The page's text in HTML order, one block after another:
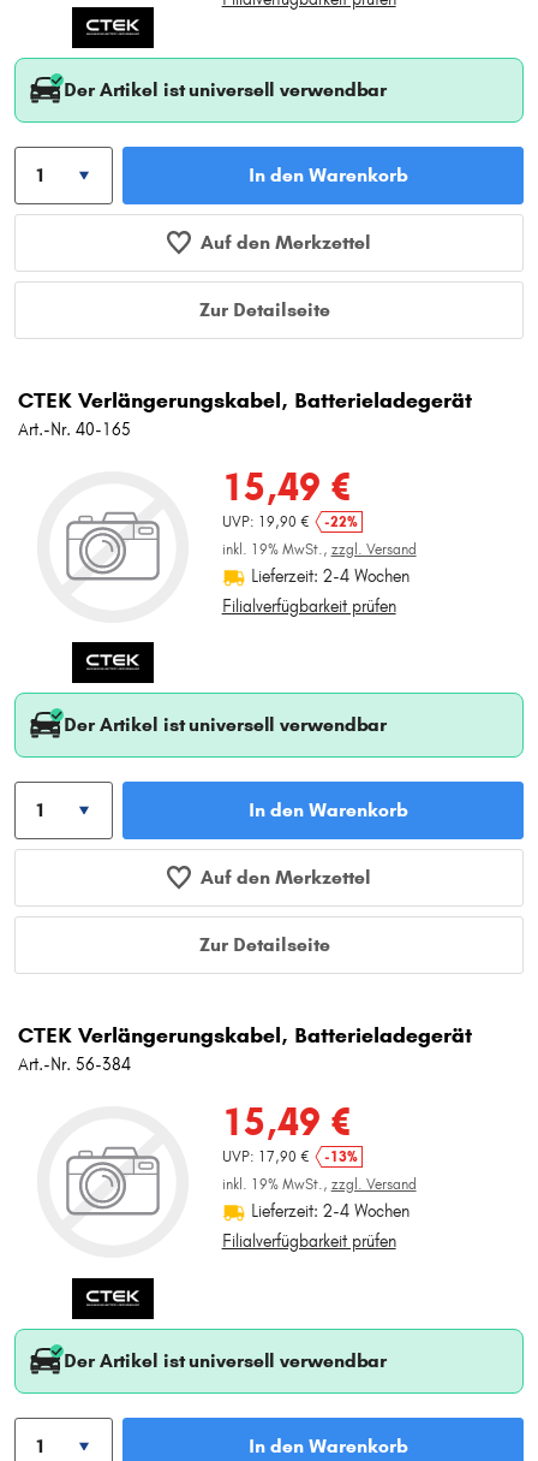
Der Artikel ist universell verwendbar
In den Warenkorb
Auf den Merkzettel
Zur Detailseite
CTEK Verlängerungskabel, Batterieladegerät
Art.-Nr. 40-165
15,49 €
UVP: 19,90 €
-22%
inkl. 19% MwSt., zzgl. Versand
Lieferzeit: 2-4 Wochen
Filialverfügbarkeit prüfen
Der Artikel ist universell verwendbar
In den Warenkorb
Auf den Merkzettel
Zur Detailseite
CTEK Verlängerungskabel, Batterieladegerät
Art.-Nr. 56-384
15,49 €
UVP: 17,90 €
-13%
inkl. 19% MwSt., zzgl. Versand
Lieferzeit: 2-4 Wochen
Filialverfügbarkeit prüfen
Der Artikel ist universell verwendbar
In den Warenkorb